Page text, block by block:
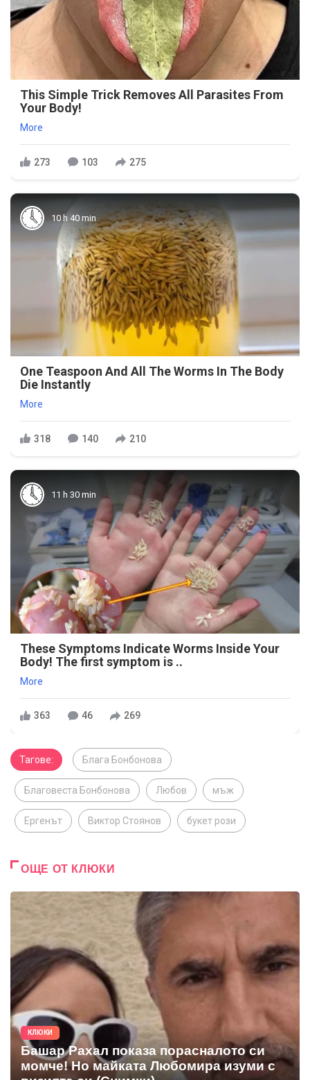
This Simple Trick Removes All Parasites From
Your Body!
More
273 103 275
10 h 40 min
One Teaspoon And All The Worms In The Body
Die Instantly
More
318 140 210
11 h 30 min
These Symptoms Indicate Worms Inside Your
Body! The first symptom is ..
More
363 46 269
Тагове: Блага Бонбонова
Благовеста Бонбонова Любов мъж
Ергенът Виктор Стоянов букет рози
ОЩЕ ОТ КЛЮКИ
КЛЮКИ
Башар Рахал показа порасналото си
момче! Но майката Любомира изуми с